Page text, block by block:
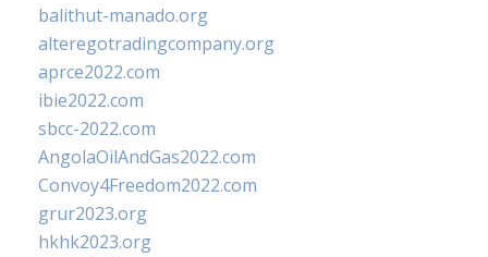
balithut-manado.org
alteregotradingcompany.org
aprce2022.com
ibie2022.com
sbcc-2022.com
AngolaOilAndGas2022.com
Convoy4Freedom2022.com
grur2023.org
hkhk2023.org